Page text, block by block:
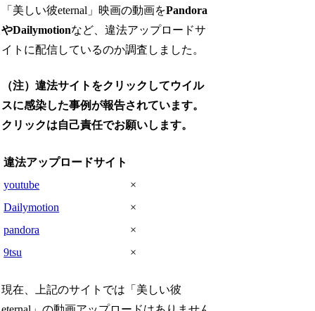
「美しい彼eternal」映画の動画をPandora
やDailymotionなど、違法アップロードサ
イトに配信しているのか調査しました。
（注）違法サイトをクリックしてウイル
スに感染した事例が報告されています。
クリックは自己責任でお願いします。
違法アップロードサイト
youtube
×
Dailymotion
×
pandora
×
9tsu
×
現在、上記のサイトでは「美しい彼